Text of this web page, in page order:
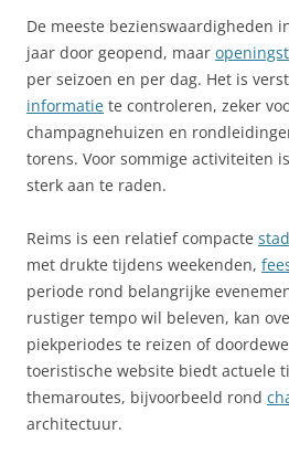
De meeste bezienswaardigheden
jaar door geopend, maar
per seizoen en per dag. Het is
informatie te controleren, zeker
champagnehuizen en
torens. Voor sommige activiteiten
sterk aan te raden.
Reims is een relatief compacte stad
met drukte tijdens weekenden,
periode rond belangrijke
rustiger tempo wil beleven, kan
piekperiodes te reizen of
toeristische website biedt actuele
themaroutes, bijvoorbeeld rond
architectuur.